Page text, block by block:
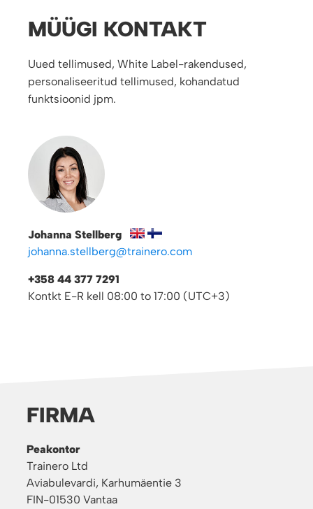
MÜÜGI KONTAKT
Uued tellimused, White Label-rakendused,
personaliseeritud tellimused, kohandatud
funktsioonid jpm.
Johanna Stellberg
johanna.stellberg@trainero.com
+358 44 377 7291
Kontkt E-R kell 08:00 to 17:00 (UTC+3)
FIRMA
Peakontor
Trainero Ltd
Aviabulevardi, Karhumäentie 3
FIN-01530 Vantaa